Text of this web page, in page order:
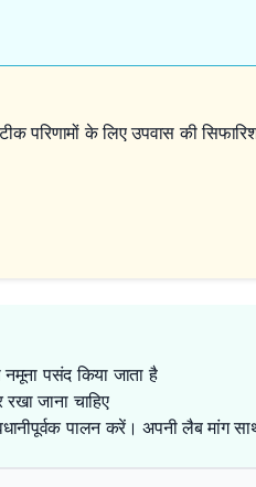
परिणामों के लिए उपवास की
पसंद किया जाता है
रखा जाना चाहिए
पालन करें। अपनी लैब मांग